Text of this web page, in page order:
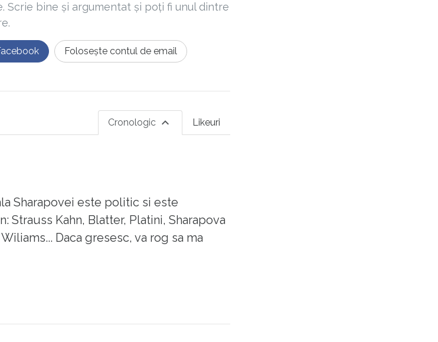
Scrie bine și argumentat și poți fi unul dintre
Folosește contul de email
Likeuri
Cronologic
Sharapovei este politic si este
Kahn, Blatter, Platini, Sharapova
Daca gresesc, va rog sa ma